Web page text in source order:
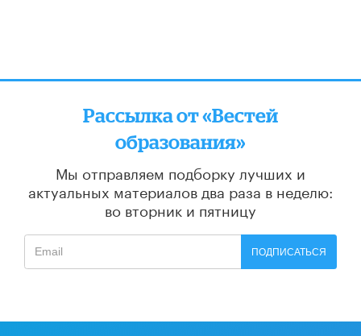
Рассылка от «Вестей
образования»
Мы отправляем подборку лучших и
актуальных материалов два раза в неделю:
во вторник и пятницу
ПОДПИСАТЬСЯ